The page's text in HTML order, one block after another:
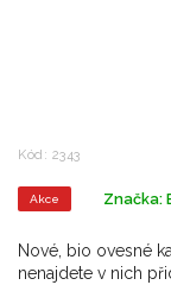
Kód: 2343
Akce Značka:
Nové, bio ovesné
nenajdete v nich